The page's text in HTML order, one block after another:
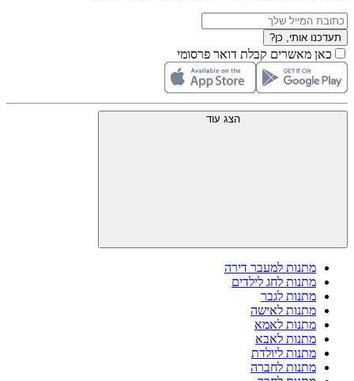
תעדכנו אותי, כן?
כאן מאשרים קבלת דואר פרסומי
הצג עוד
מתנות למעבר דירה
מתנות לחג לילדים
מתנות לגבר
מתנות לאישה
מתנות לאמא
מתנות לאבא
מתנות ליולדת
מתנות לחברה